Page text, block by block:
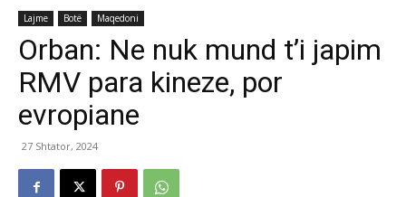
Lajme Botë Maqedoni
Orban: Ne nuk mund t’i japim
RMV para kineze, por
evropiane
27 Shtator, 2024